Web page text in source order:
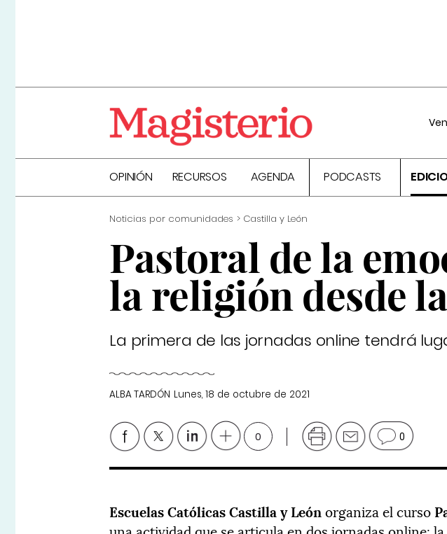
OPINIÓN RECURSOS AGENDA PODCASTS
Noticias por comunidades Castilla y León
Pastoral de la
la religión desde
La primera de las jornadas online tendrá
ALBA TARDÓN Lunes, 18 de octubre de 2021
0 0
Escuelas Católicas Castilla y Leónorganiza el curso